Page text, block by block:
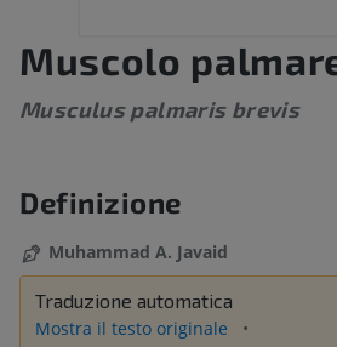
Muscolo
Musculus palmaris brevis
Definizione
Muhammad A. Javaid
Traduzione automatica
Mostra il testo originale